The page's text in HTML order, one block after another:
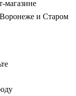
магазине
и Старом